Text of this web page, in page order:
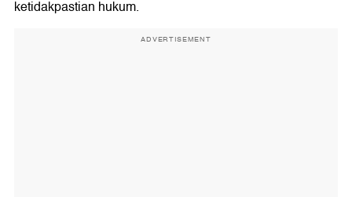
ketidakpastian hukum.
ADVERTISEMENT